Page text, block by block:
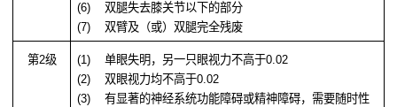
(6)
双腿失去膝关节以下的部分
(7)
双臂及（或）双腿完全残废
第2级 (1) 单眼失明，另一只眼视力不高于0.02
(2)
双眼视力均不高于0.02
(3)
有显著的神经系统功能障碍或精神障碍，需要随时性